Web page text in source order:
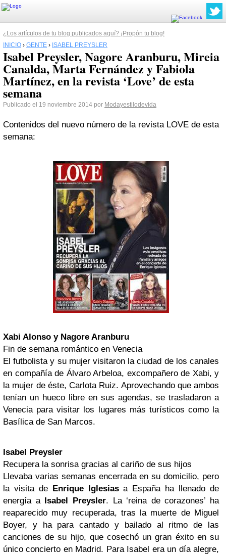
¿Los artículos de tu blog publicados aquí? ¡Propón tu blog!
INICIO › GENTE › ISABEL PREYSLER
Isabel Preysler, Nagore Aranburu, Mireia
Canalda, Marta Fernández y Fabiola
Martínez, en la revista ‘Love’ de esta
semana
Publicado el 19 noviembre 2014 por Modayestilodevida
Contenidos del nuevo número de la revista LOVE de esta
semana:
Xabi Alonso y Nagore Aranburu
Fin de semana romántico en Venecia
El futbolista y su mujer visitaron la ciudad de los canales
en compañía de Álvaro Arbeloa, excompañero de Xabi, y
la mujer de éste, Carlota Ruiz. Aprovechando que ambos
tenían un hueco libre en sus agendas, se trasladaron a
Venecia para visitar los lugares más turísticos como la
Basílica de San Marcos.
Isabel Preysler
Recupera la sonrisa gracias al cariño de sus hijos
Llevaba varias semanas encerrada en su domicilio, pero
la visita de Enrique Iglesiasa España ha llenado de
energía a Isabel Preysler. La ‘reina de corazones’ ha
reaparecido muy recuperada, tras la muerte de Miguel
Boyer, y ha para cantado y bailado al ritmo de las
canciones de su hijo, que cosechó un gran éxito en su
único concierto en Madrid. Para Isabel era un día alegre,